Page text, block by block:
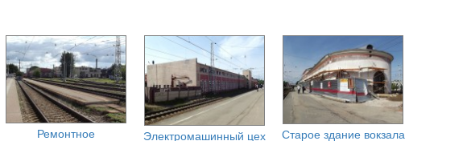
Ремонтное
Электромашинный цех
Старое здание вокзала